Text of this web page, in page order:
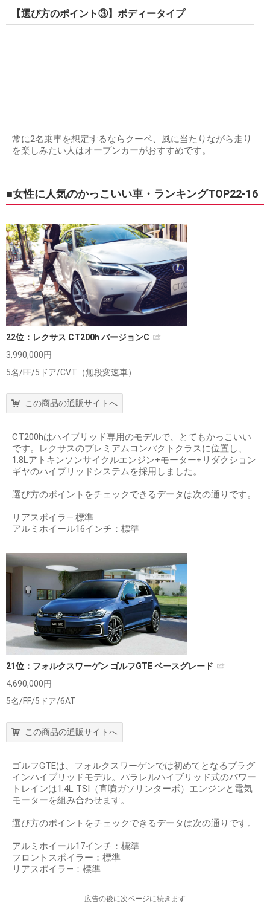
【選び方のポイント③】ボディータイプ
常に2名乗車を想定するならクーペ、風に当たりながら走り
を楽しみたい人はオープンカーがおすすめです。
■女性に人気のかっこいい車・ランキングTOP22-16
22位：レクサス CT200h バージョンC
3,990,000円
5名/FF/5ドア/CVT（無段変速車）
この商品の通販サイトへ
CT200hはハイブリッド専用のモデルで、とてもかっこいい
です。レクサスのプレミアムコンパクトクラスに位置し、
1.8Lアトキンソンサイクルエンジン+モーター+リダクション
ギヤのハイブリッドシステムを採用しました。
選び方のポイントをチェックできるデータは次の通りです。
リアスポイラ―:標準
アルミホイール16インチ：標準
21位：フォルクスワーゲン ゴルフGTE ベースグレード
4,690,000円
5名/FF/5ドア/6AT
この商品の通販サイトへ
ゴルフGTEは、フォルクスワーゲンでは初めてとなるプラグ
インハイブリッドモデル。パラレルハイブリッド式のパワー
トレインは1.4L TSI（直噴ガソリンターボ）エンジンと電気
モーターを組み合わせます。
選び方のポイントをチェックできるデータは次の通りです。
アルミホイール17インチ：標準
フロントスポイラー：標準
リアスポイラ―：標準
-----------------広告の後に次ページに続きます-----------------